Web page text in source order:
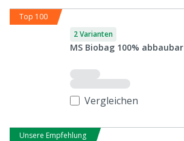
Top 100
2 Varianten
MS Biobag 100% abbaubar
Vergleichen
Unsere Empfehlung